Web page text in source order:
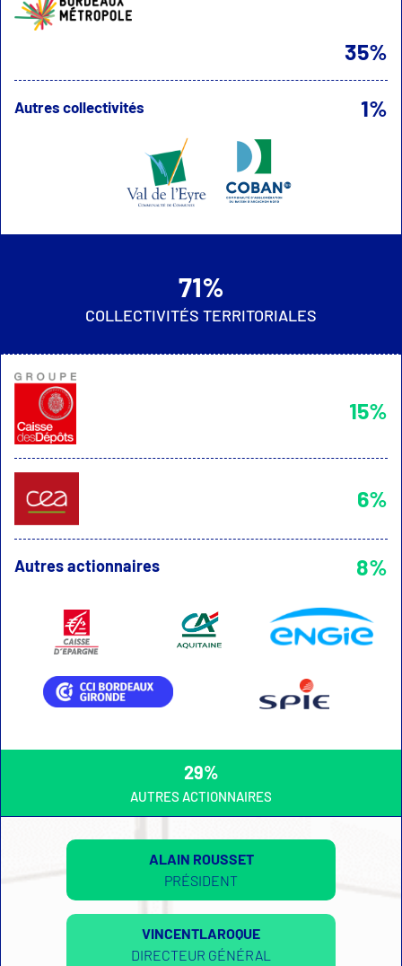
35%
Autres collectivités 1%
71%
COLLECTIVITÉS TERRITORIALES
15%
6%
Autres actionnaires 8%
29%
AUTRES ACTIONNAIRES
ALAIN ROUSSET
PRÉSIDENT
VINCENTLAROQUE
DIRECTEUR GÉNÉRAL